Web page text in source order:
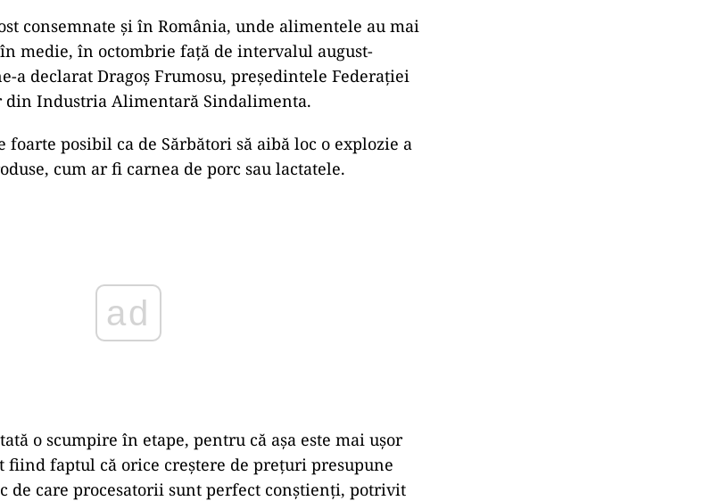
consemnate și în România, unde alimentele au mai
medie, în octombrie față de intervalul august-
a declarat Dragoș Frumosu, preşedintele Federaţiei
din Industria Alimentară Sindalimenta.
foarte posibil ca de Sărbători să aibă loc o explozie a
cum ar fi carnea de porc sau lactatele.
ad
o scumpire în etape, pentru că așa este mai ușor
fiind faptul că orice creștere de prețuri presupune
de care procesatorii sunt perfect conștienți, potrivit